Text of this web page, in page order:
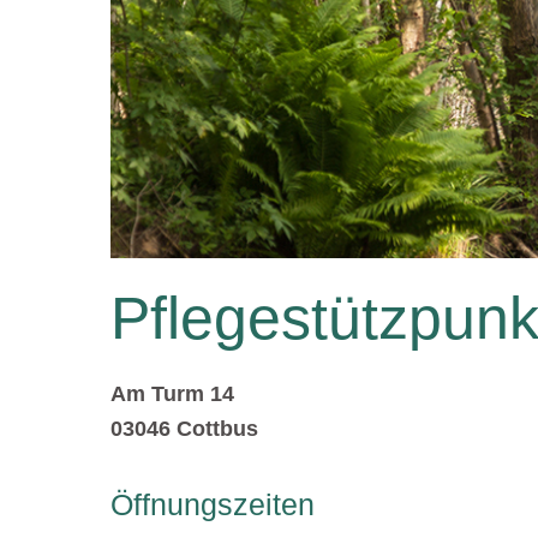
Am Turm 14
03046 Cottbus
Öffnungszeiten